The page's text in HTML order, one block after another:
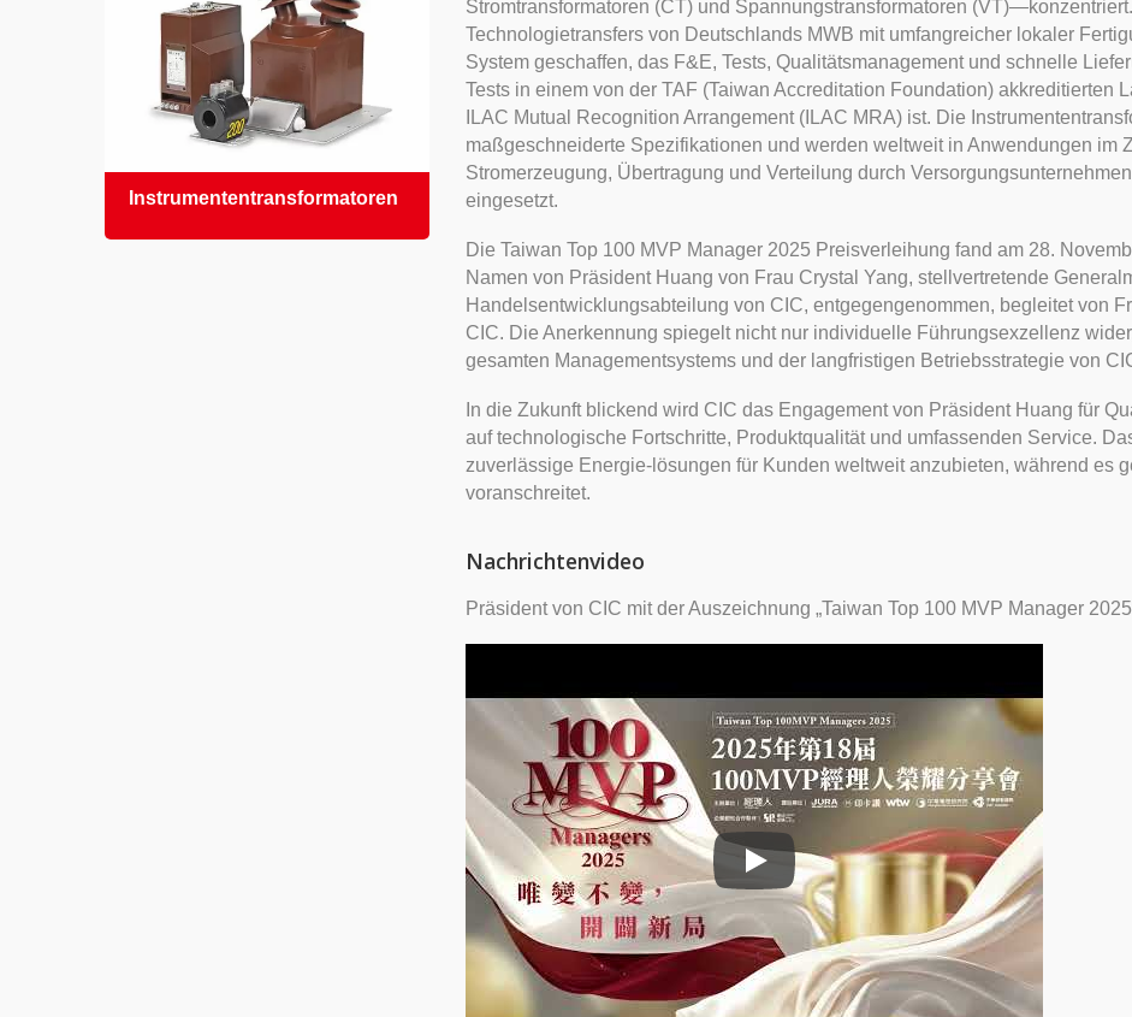
Instrumententransformatoren
Epoxidharzbuchsen /
Stromtransformatoren (CT) und Spannungstransformatoren
Technologietransfers von Deutschlands MWB mit umfangreicher lokaler
System geschaffen, das F&E, Tests, Qualitätsmanagement und schnelle
Tests in einem von der TAF (Taiwan Accreditation Foundation) akkreditierten
ILAC Mutual Recognition Arrangement (ILAC MRA) ist. Die
maßgeschneiderte Spezifikationen und werden weltweit in Anwendungen im
Stromerzeugung, Übertragung und Verteilung durch
eingesetzt.
Die Taiwan Top 100 MVP Manager 2025 Preisverleihung fand am 28.
Namen von Präsident Huang von Frau Crystal Yang, stellvertretende
Handelsentwicklungsabteilung von CIC, entgegengenommen, begleitet von
CIC. Die Anerkennung spiegelt nicht nur individuelle Führungsexzellenz
gesamten Managementsystems und der langfristigen Betriebsstrategie von
In die Zukunft blickend wird CIC das Engagement von Präsident Huang für
auf technologische Fortschritte, Produktqualität und umfassenden Service.
zuverlässige Energie-lösungen für Kunden weltweit anzubieten, während es
voranschreitet.
Nachrichtenvideo
Präsident von CIC mit der Auszeichnung „Taiwan Top 100 MVP Manager
Präsident von CIC mit der Auszeichnung „Taiwan